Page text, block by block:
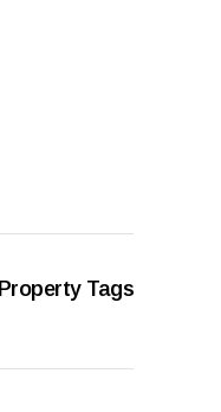
Property Tags